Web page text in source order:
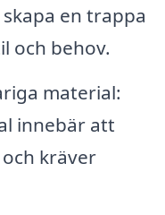
en trappa
och behov.
material:
innebär att
kräver